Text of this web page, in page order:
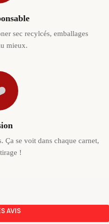
sec recylcés, emballages
mieux.
Ça se voit dans chaque carnet,
!
AVIS